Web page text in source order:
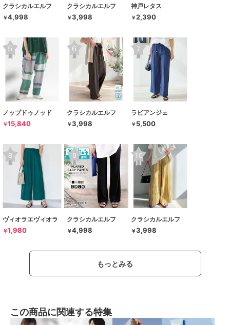
クラシカルエルフ
￥4,998
クラシカルエルフ
￥3,998
神戸レタス
￥2,390
ノップドゥノッド
￥15,840
クラシカルエルフ
￥3,998
ラビアンジェ
￥ 5,500
ヴィオラエヴィオラ
￥1,980
クラシカルエルフ
￥4,998
クラシカルエルフ
￥3,998
もっとみる
この商品に関連する特集